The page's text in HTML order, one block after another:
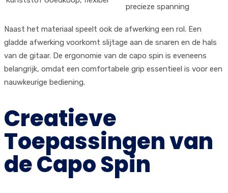
precieze spanning
Naast het materiaal speelt ook de afwerking een rol. Een
gladde afwerking voorkomt slijtage aan de snaren en de hals
van de gitaar. De ergonomie van de capo spin is eveneens
belangrijk, omdat een comfortabele grip essentieel is voor een
nauwkeurige bediening.
Creatieve
Toepassingen van
de Capo Spin